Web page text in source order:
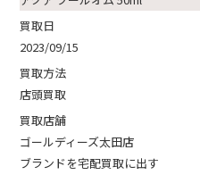
買取日
2023/09/15
買取方法
店頭買取
買取店舗
ゴールディーズ太田店
ブランドを宅配買取に出す